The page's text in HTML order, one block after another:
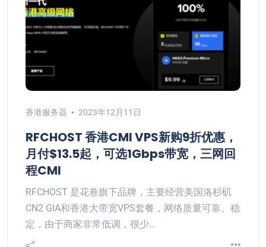
香港服务器 2023年12月11日
RFCHOST 香港CMI VPS新购9折优惠，
月付$13.5起，可选1Gbps带宽，三网回
程CMI
RFCHOST 是花卷旗下品牌，主要经营美国洛杉矶
CN2 GIA和香港大带宽VPS套餐，网络质量可靠、稳
定，由于商家非常低调，很少…